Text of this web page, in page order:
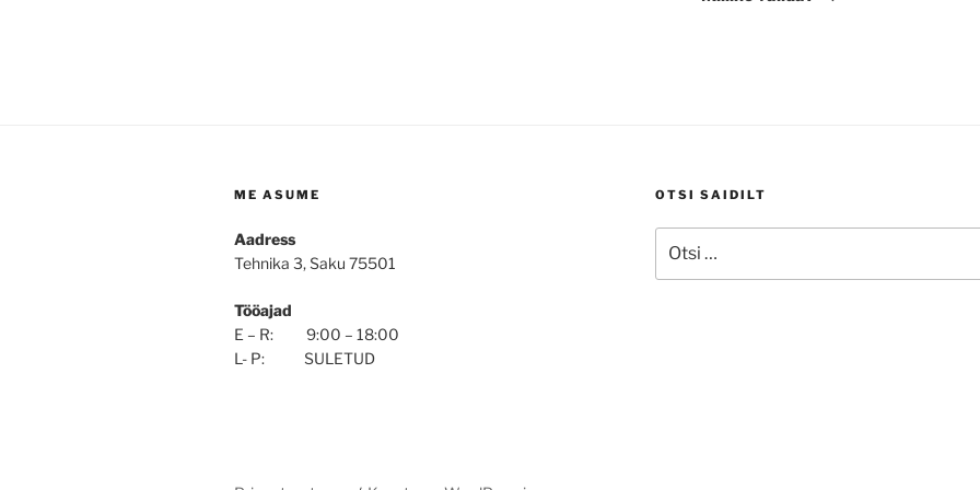
ME ASUME
Aadress
Tehnika 3, Saku 75501
Tööajad
E – R: 9:00 – 18:00
L- P: SULETUD
OTSI SAIDILT